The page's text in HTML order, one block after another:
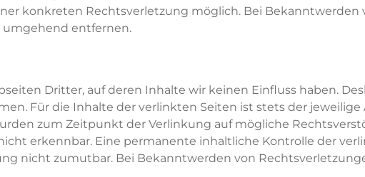
konkreten Rechtsverletzung möglich. Bei Bekanntwerden
umgehend entfernen.
Dritter, auf deren Inhalte wir keinen Einfluss haben.
Für die Inhalte der verlinkten Seiten ist stets der
zum Zeitpunkt der Verlinkung auf mögliche
erkennbar. Eine permanente inhaltliche Kontrolle der
nicht zumutbar. Bei Bekanntwerden von